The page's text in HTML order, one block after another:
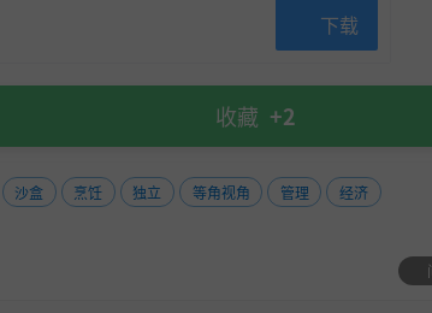
下载
收藏 +2
沙盒 烹饪 独立 等角视角 管理
经济